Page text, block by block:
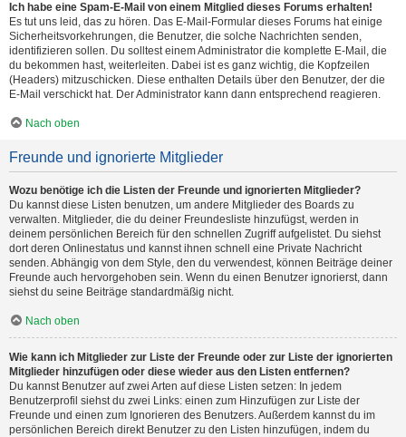
Ich habe eine Spam-E-Mail von einem Mitglied dieses Forums erhalten!
Es tut uns leid, das zu hören. Das E-Mail-Formular dieses Forums hat einige
Sicherheitsvorkehrungen, die Benutzer, die solche Nachrichten senden,
identifizieren sollen. Du solltest einem Administrator die komplette E-Mail, die
du bekommen hast, weiterleiten. Dabei ist es ganz wichtig, die Kopfzeilen
(Headers) mitzuschicken. Diese enthalten Details über den Benutzer, der die
E-Mail verschickt hat. Der Administrator kann dann entsprechend reagieren.
Nach oben
Freunde und ignorierte Mitglieder
Wozu benötige ich die Listen der Freunde und ignorierten Mitglieder?
Du kannst diese Listen benutzen, um andere Mitglieder des Boards zu
verwalten. Mitglieder, die du deiner Freundesliste hinzufügst, werden in
deinem persönlichen Bereich für den schnellen Zugriff aufgelistet. Du siehst
dort deren Onlinestatus und kannst ihnen schnell eine Private Nachricht
senden. Abhängig von dem Style, den du verwendest, können Beiträge deiner
Freunde auch hervorgehoben sein. Wenn du einen Benutzer ignorierst, dann
siehst du seine Beiträge standardmäßig nicht.
Nach oben
Wie kann ich Mitglieder zur Liste der Freunde oder zur Liste der ignorierten
Mitglieder hinzufügen oder diese wieder aus den Listen entfernen?
Du kannst Benutzer auf zwei Arten auf diese Listen setzen: In jedem
Benutzerprofil siehst du zwei Links: einen zum Hinzufügen zur Liste der
Freunde und einen zum Ignorieren des Benutzers. Außerdem kannst du im
persönlichen Bereich direkt Benutzer zu den Listen hinzufügen, indem du